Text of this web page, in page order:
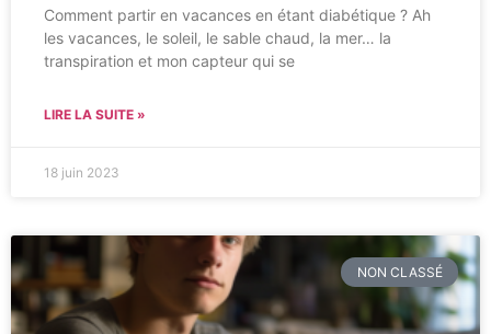
Comment partir en vacances en étant diabétique ? Ah
les vacances, le soleil, le sable chaud, la mer… la
transpiration et mon capteur qui se
LIRE LA SUITE »
18 juin 2023
NON CLASSÉ